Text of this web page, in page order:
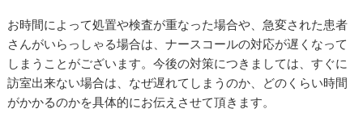
お時間によって処置や検査が重なった場合や、急変された患者
さんがいらっしゃる場合は、ナースコールの対応が遅くなって
しまうことがございます。今後の対策につきましては、すぐに
訪室出来ない場合は、なぜ遅れてしまうのか、どのくらい時間
がかかるのかを具体的にお伝えさせて頂きます。